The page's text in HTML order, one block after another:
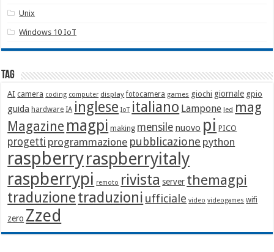
Unix
Windows 10 IoT
Tag
AI camera coding computer display fotocamera games giochi giornale gpio
guida hardware IA inglese IoT italiano Lampone led mag
Magazine magpi making mensile nuovo pi PICO
progetti programmazione pubblicazione python
raspberryraspberryitaly
raspberrypi remoto rivista server themagpi
traduzionetraduzioni ufficiale video videogames wifi
zero Zzed